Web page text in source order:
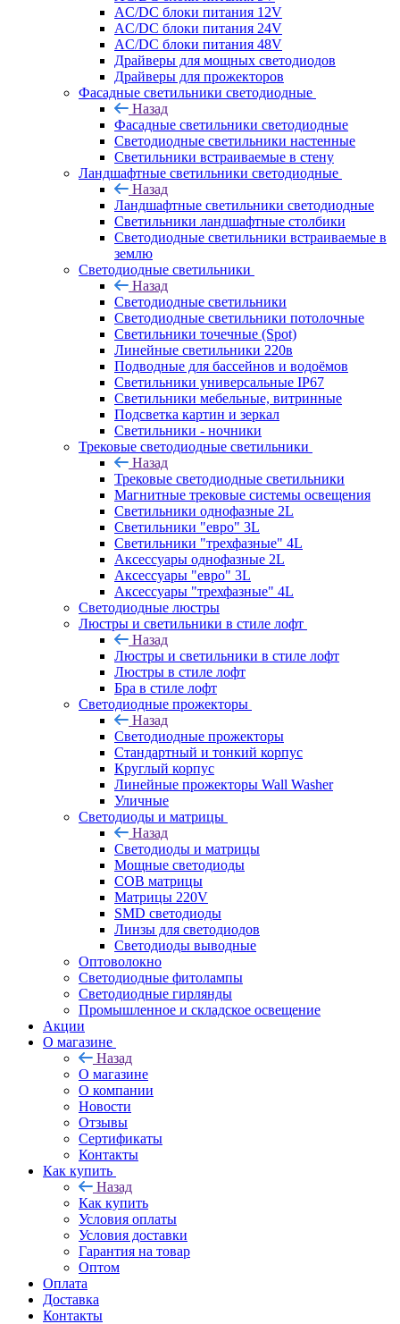
AC/DC блоки питания 12V
AC/DC блоки питания 24V
AC/DC блоки питания 48V
Драйверы для мощных светодиодов
Драйверы для прожекторов
Фасадные светильники светодиодные
Назад
Фасадные светильники светодиодные
Светодиодные светильники настенные
Светильники встраиваемые в стену
Ландшафтные светильники светодиодные
Назад
Ландшафтные светильники светодиодные
Светильники ландшафтные столбики
Светодиодные светильники встраиваемые в
землю
Светодиодные светильники
Назад
Светодиодные светильники
Светодиодные светильники потолочные
Светильники точечные (Spot)
Линейные светильники 220в
Подводные для бассейнов и водоёмов
Светильники универсальные IP67
Светильники мебельные, витринные
Подсветка картин и зеркал
Светильники - ночники
Трековые светодиодные светильники
Назад
Трековые светодиодные светильники
Магнитные трековые системы освещения
Светильники однофазные 2L
Светильники "евро" 3L
Светильники "трехфазные" 4L
Аксессуары однофазные 2L
Аксессуары "евро" 3L
Аксессуары "трехфазные" 4L
Светодиодные люстры
Люстры и светильники в стиле лофт
Назад
Люстры и светильники в стиле лофт
Люстры в стиле лофт
Бра в стиле лофт
Светодиодные прожекторы
Назад
Светодиодные прожекторы
Стандартный и тонкий корпус
Круглый корпус
Линейные прожекторы Wall Washer
Уличные
Светодиоды и матрицы
Назад
Светодиоды и матрицы
Мощные светодиоды
COB матрицы
Матрицы 220V
SMD светодиоды
Линзы для светодиодов
Светодиоды выводные
Оптоволокно
Светодиодные фитолампы
Светодиодные гирлянды
Промышленное и складское освещение
Акции
О магазине
Назад
О магазине
О компании
Новости
Отзывы
Сертификаты
Контакты
Как купить
Назад
Как купить
Условия оплаты
Условия доставки
Гарантия на товар
Оптом
Оплата
Доставка
Контакты